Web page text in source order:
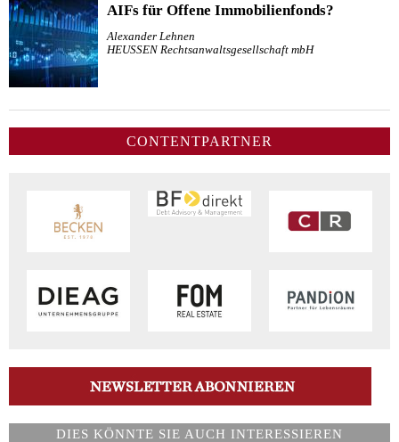
AIFs für Offene Immobilienfonds?
Alexander Lehnen
HEUSSEN Rechtsanwaltsgesellschaft mbH
CONTENTPARTNER
DIES KÖNNTE SIE AUCH INTERESSIEREN